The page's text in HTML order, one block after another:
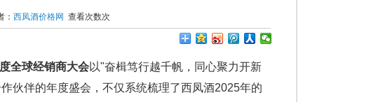
西凤酒价格网 查看次数次
全球经销商大会以"奋楫笃行越千帆，同心聚力开新
伙伴的年度盛会，不仅系统梳理了西凤酒2025年的